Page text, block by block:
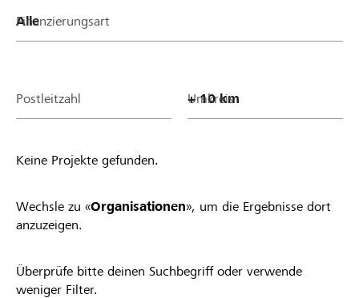
Finanzierungsart
Postleitzahl Umkreis
Keine Projekte gefunden.
Wechsle zu «Organisationen», um die Ergebnisse dort
anzuzeigen.
Überprüfe bitte deinen Suchbegriff oder verwende
weniger Filter.